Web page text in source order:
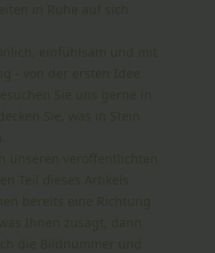
in Ruhe auf sich
einfühlsam und mit
- von der ersten Idee
Sie uns gerne in
Sie, was in Stein
unseren veröffentlichten
Teil dieses Artikels
bereits eine Richtung
Ihnen zusagt, dann
die Bildnummer und